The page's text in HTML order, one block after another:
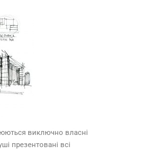
виключно власні
презентовані всі